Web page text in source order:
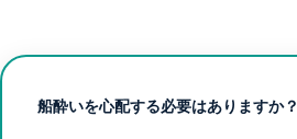
船酔いを心配する必要はありますか？